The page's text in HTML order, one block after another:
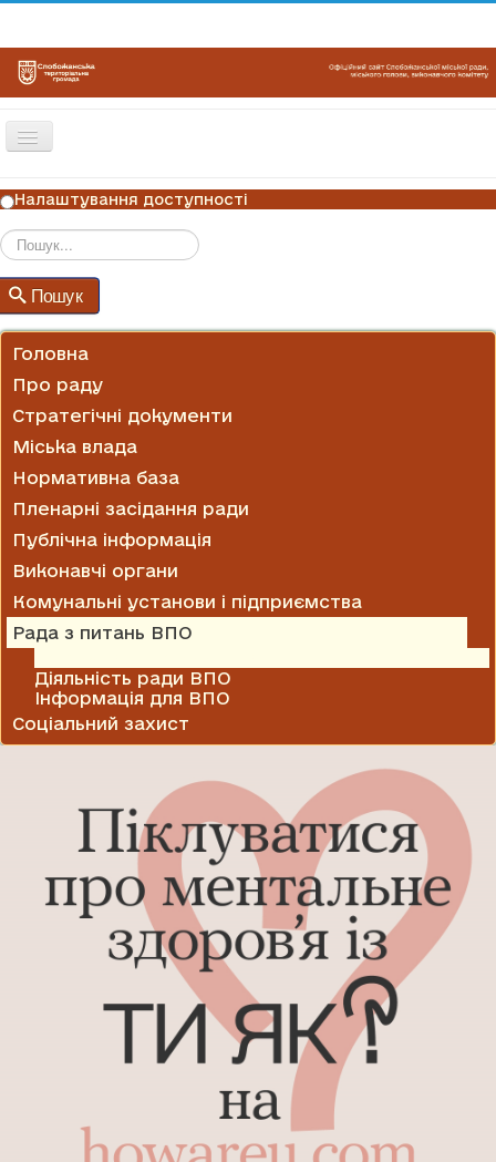
Перемикач
ГОЛОВНА
НОВИНИ
ОГОЛОШЕННЯ
ГРАФІКИ ПРИЙОМУ
Налаштування доступності
Пошук
Головна
Про раду
Стратегічні документи
Міська влада
Нормативна база
Пленарні засідання ради
Публічна інформація
Виконавчі органи
Комунальні установи і підприємства
Рада з питань ВПО
Діяльність ради ВПО
Інформація для ВПО
Соціальний захист